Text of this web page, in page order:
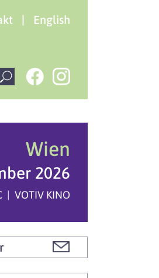
| English
Wien
2026
| VOTIV KINO